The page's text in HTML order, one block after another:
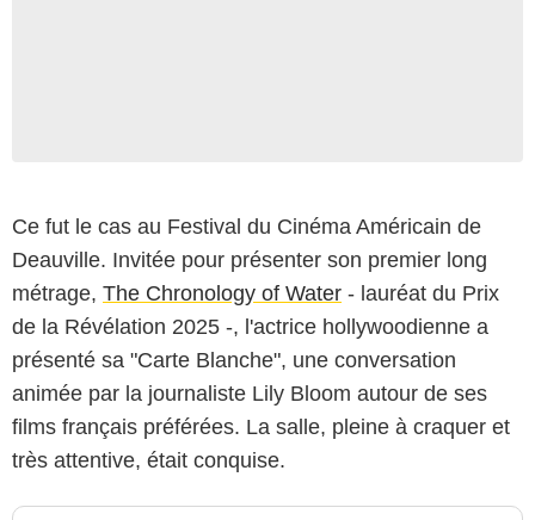
Ce fut le cas au Festival du Cinéma Américain de
Deauville. Invitée pour présenter son premier long
métrage, The Chronology of Water - lauréat du Prix
de la Révélation 2025 -, l'actrice hollywoodienne a
présenté sa "Carte Blanche", une conversation
animée par la journaliste Lily Bloom autour de ses
films français préférées. La salle, pleine à craquer et
très attentive, était conquise.